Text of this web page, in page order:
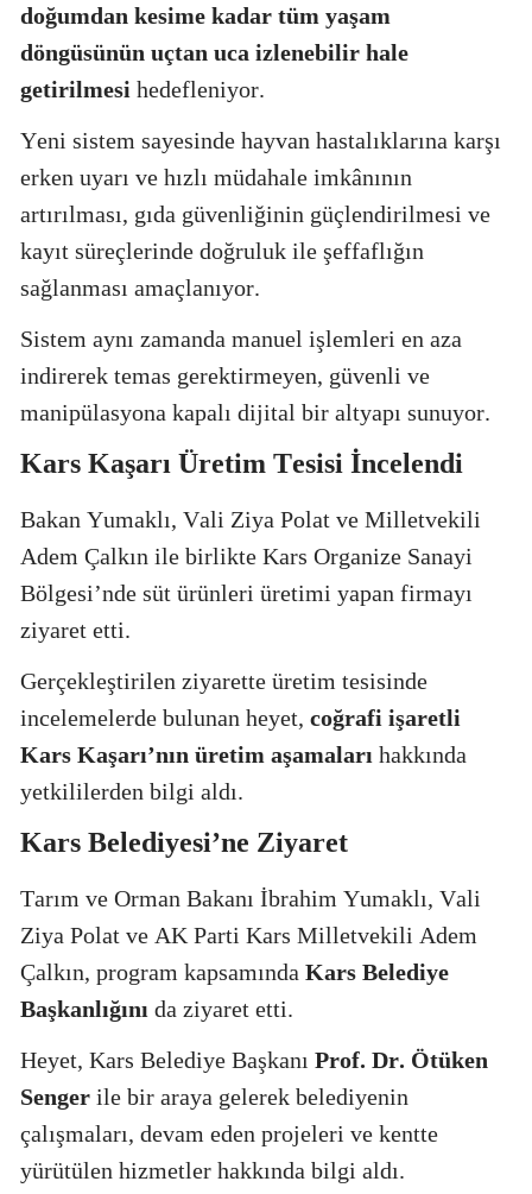
doğumdan kesime kadar tüm yaşam
döngüsünün uçtan uca izlenebilir hale
getirilmesi hedefleniyor.
Yeni sistem sayesinde hayvan hastalıklarına karşı
erken uyarı ve hızlı müdahale imkânının
artırılması, gıda güvenliğinin güçlendirilmesi ve
kayıt süreçlerinde doğruluk ile şeffaflığın
sağlanması amaçlanıyor.
Sistem aynı zamanda manuel işlemleri en aza
indirerek temas gerektirmeyen, güvenli ve
manipülasyona kapalı dijital bir altyapı sunuyor.
Kars Kaşarı Üretim Tesisi İncelendi
Bakan Yumaklı, Vali Ziya Polat ve Milletvekili
Adem Çalkın ile birlikte Kars Organize Sanayi
Bölgesi’nde süt ürünleri üretimi yapan firmayı
ziyaret etti.
Gerçekleştirilen ziyarette üretim tesisinde
incelemelerde bulunan heyet, coğrafi işaretli
Kars Kaşarı’nın üretim aşamaları hakkında
yetkililerden bilgi aldı.
Kars Belediyesi’ne Ziyaret
Tarım ve Orman Bakanı İbrahim Yumaklı, Vali
Ziya Polat ve AK Parti Kars Milletvekili Adem
Çalkın, program kapsamında Kars Belediye
Başkanlığını da ziyaret etti.
Heyet, Kars Belediye Başkanı Prof. Dr. Ötüken
Senger ile bir araya gelerek belediyenin
çalışmaları, devam eden projeleri ve kentte
yürütülen hizmetler hakkında bilgi aldı.